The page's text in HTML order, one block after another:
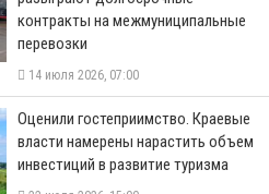
контракты на межмуниципальные
перевозки
14 июля 2026, 07:00
Оценили гостеприимство. Краевые
власти намерены нарастить объем
инвестиций в развитие туризма